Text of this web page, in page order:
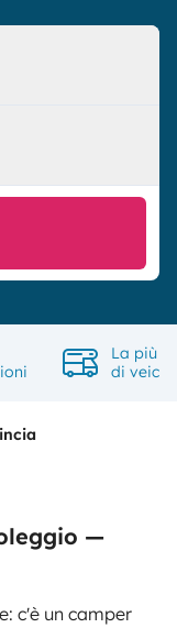
La più
di
—
c'è un camper